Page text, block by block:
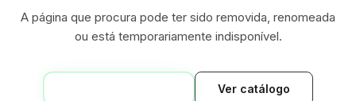
A página que procura pode ter sido removida, renomeada
ou está temporariamente indisponível.
Ver catálogo